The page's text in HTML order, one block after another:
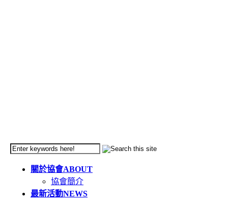
關於協會ABOUT
協會簡介
最新活動NEWS